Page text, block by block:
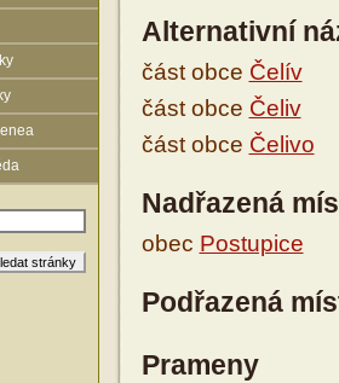
Alternativní
část obce Čelív
část obce Čeliv
část obce Čelivo
Nadřazená
obec Postupice
Podřazená
Prameny